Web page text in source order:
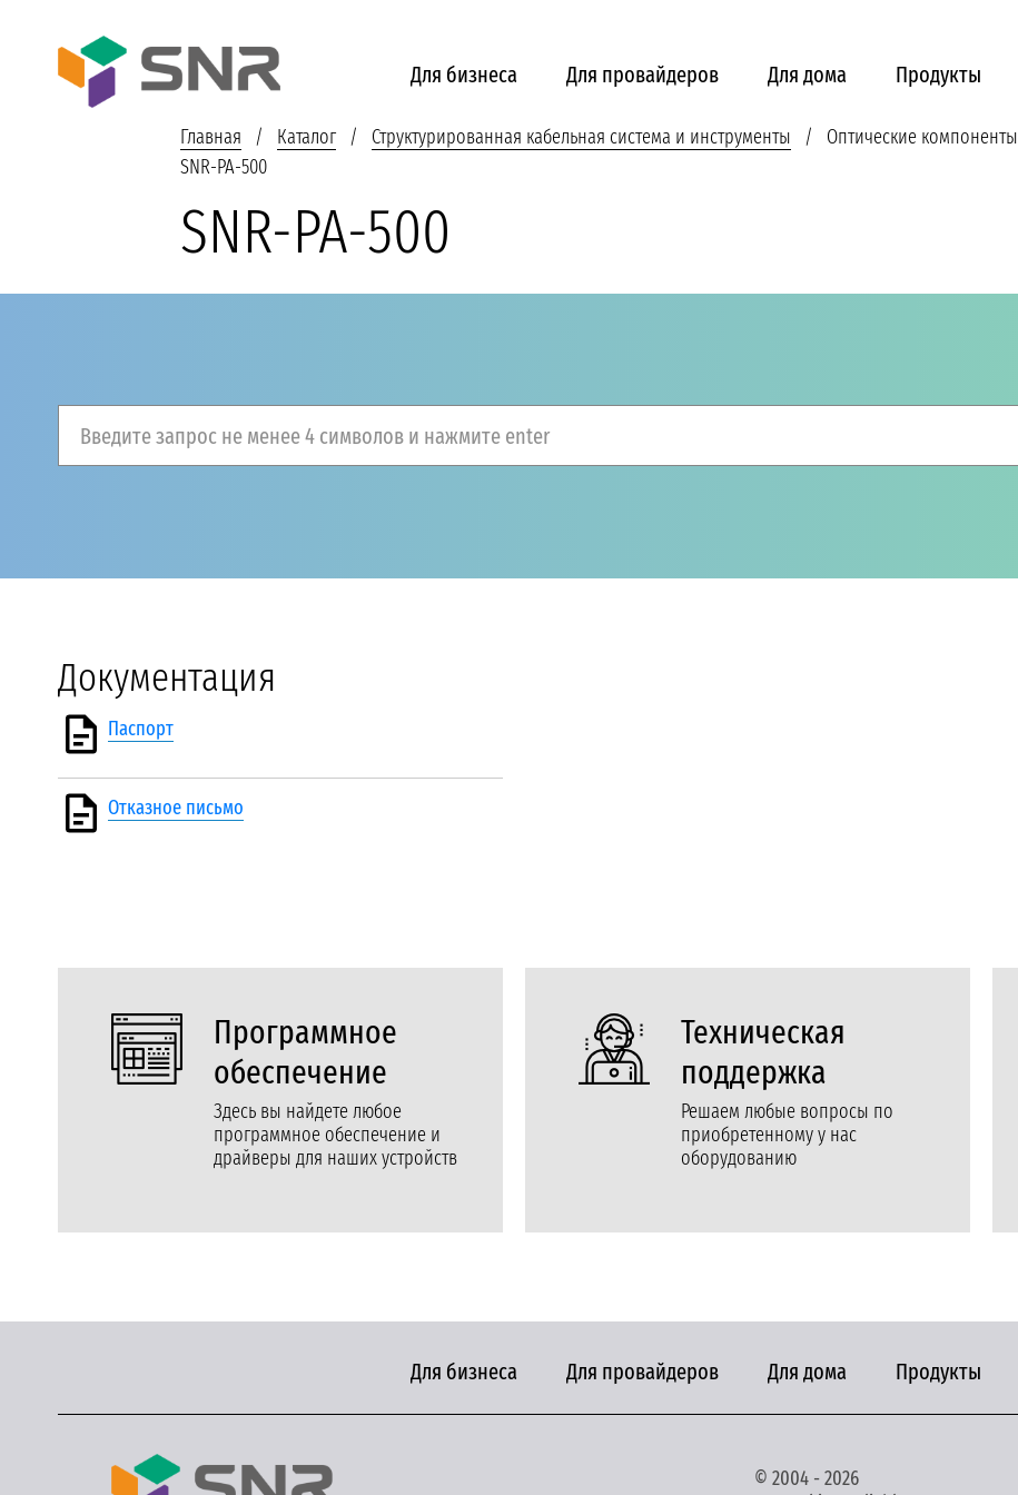
Для бизнеса Для провайдеров Для дома Продукты
Главная Каталог Структурированная кабельная система и инструменты Оптические компоненты
SNR-PA-500
SNR-PA-500
Введите запрос не менее 4 символов и нажмите enter
Документация
Паспорт
Отказное письмо
Программное
обеспечение
Здесь вы найдете любое
программное обеспечение и
драйверы для наших устройств
Техническая
поддержка
Решаем любые вопросы по
приобретенному у нас
оборудованию
Для бизнеса Для провайдеров Для дома Продукты
© 2004 - 2026